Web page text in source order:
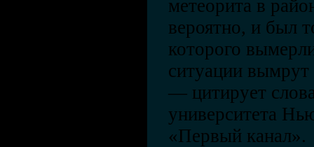
метеорита в
вероятно, и был
которого
ситуации
— цитирует
университета
«Первый канал».